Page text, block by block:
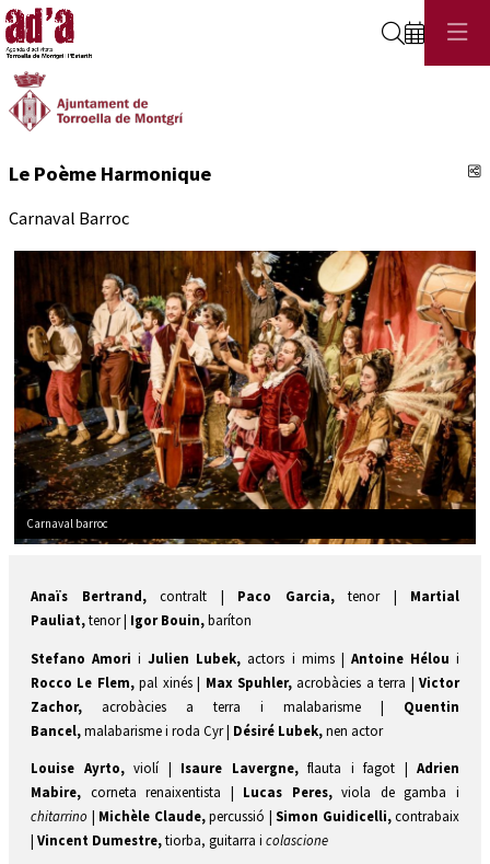
Cerca
Le Poème Harmonique
Carnaval Barroc
Carnaval barroc
Anaïs Bertrand,contralt | Paco Garcia,tenor | Martial
Pauliat,tenor | Igor Bouin,baríton
Stefano Amorii Julien Lubek, actors i mims | Antoine Héloui
Rocco Le Flem,pal xinés | Max Spuhler,acrobàcies a terra |Victor
Zachor, acrobàcies a terra i malabarisme | Quentin
Bancel,malabarisme i roda Cyr | Désiré Lubek,nen actor
Louise Ayrto,violí | Isaure Lavergne,flauta i fagot | Adrien
Mabire, corneta renaixentista | Lucas Peres,viola de gamba i
chitarrino | Michèle Claude,percussió | Simon Guidicelli,contrabaix
| Vincent Dumestre,tiorba, guitarra i colascione